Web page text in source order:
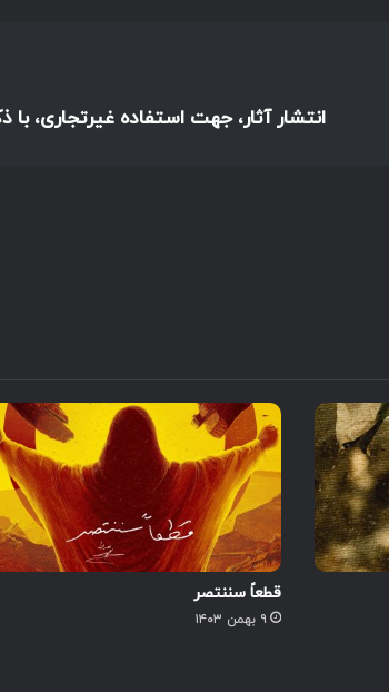
انتشار آثار، جهت استفاده غیرتجاری،
قطعاً سننتصر
۹ بهمن ۱۴۰۳